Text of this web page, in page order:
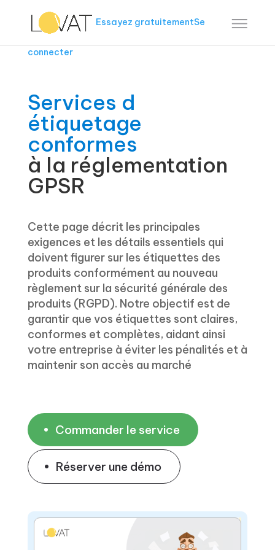
Essayez gratuitementSe
connecter
Services d
étiquetage
conformes
à la réglementation
GPSR
Cette page décrit les principales
exigences et les détails essentiels qui
doivent figurer sur les étiquettes des
produits conformément au nouveau
règlement sur la sécurité générale des
produits (RGPD). Notre objectif est de
garantir que vos étiquettes sont claires,
conformes et complètes, aidant ainsi
votre entreprise à éviter les pénalités et à
maintenir son accès au marché
Commander le service
Réserver une démo